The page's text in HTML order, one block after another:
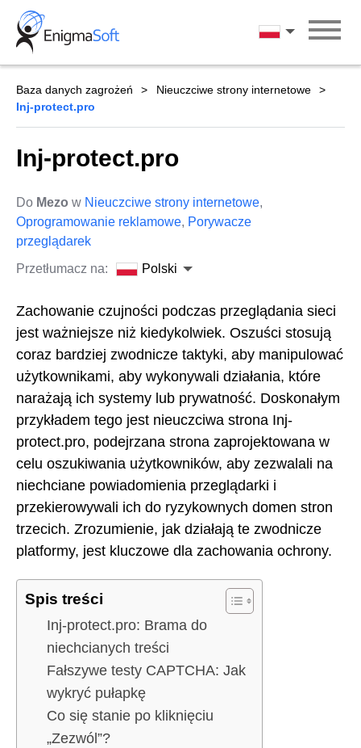
Skip
content
Polski
Baza danych zagrożeń
Nieuczciwe strony internetowe
Inj-protect.pro
Inj-protect.pro
Do Mezo w Nieuczciwe strony internetowe,
Oprogramowanie reklamowe, Porywacze
przeglądarek
Przetłumacz na:
Polski
Zachowanie czujności podczas przeglądania sieci
jest ważniejsze niż kiedykolwiek. Oszuści stosują
coraz bardziej zwodnicze taktyki, aby manipulować
użytkownikami, aby wykonywali działania, które
narażają ich systemy lub prywatność. Doskonałym
przykładem tego jest nieuczciwa strona Inj-
protect.pro, podejrzana strona zaprojektowana w
celu oszukiwania użytkowników, aby zezwalali na
niechciane powiadomienia przeglądarki i
przekierowywali ich do ryzykownych domen stron
trzecich. Zrozumienie, jak działają te zwodnicze
platformy, jest kluczowe dla zachowania ochrony.
Spis treści
Inj-protect.pro: Brama do
niechcianych treści
Fałszywe testy CAPTCHA: Jak
wykryć pułapkę
Co się stanie po kliknięciu
„Zezwól”?